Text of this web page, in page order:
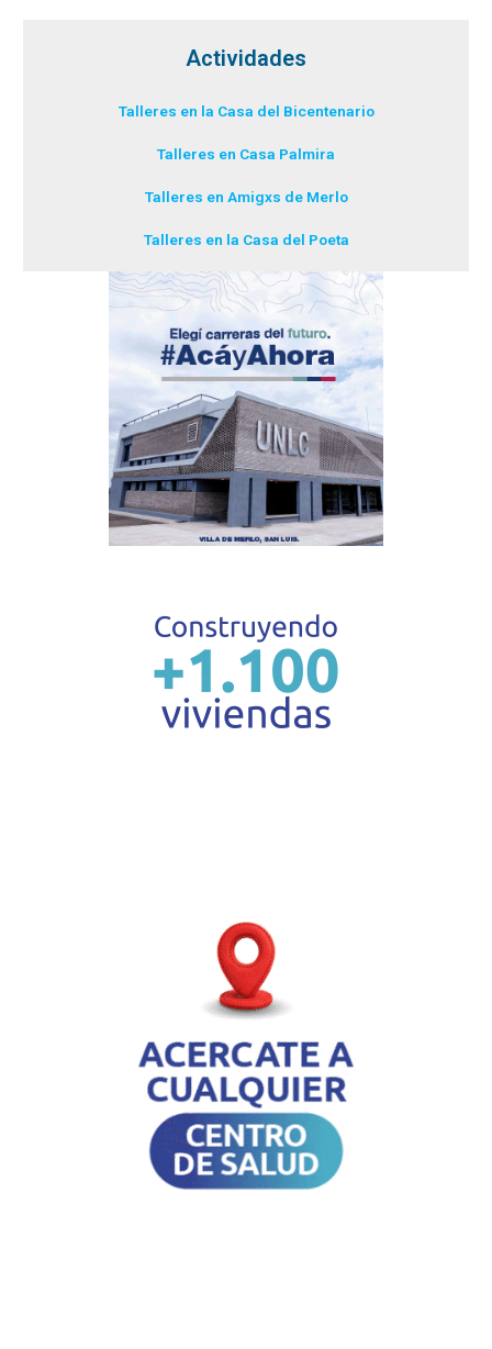
Actividades
Talleres en la Casa del Bicentenario
Talleres en Casa Palmira
Talleres en Amigxs de Merlo
Talleres en la Casa del Poeta